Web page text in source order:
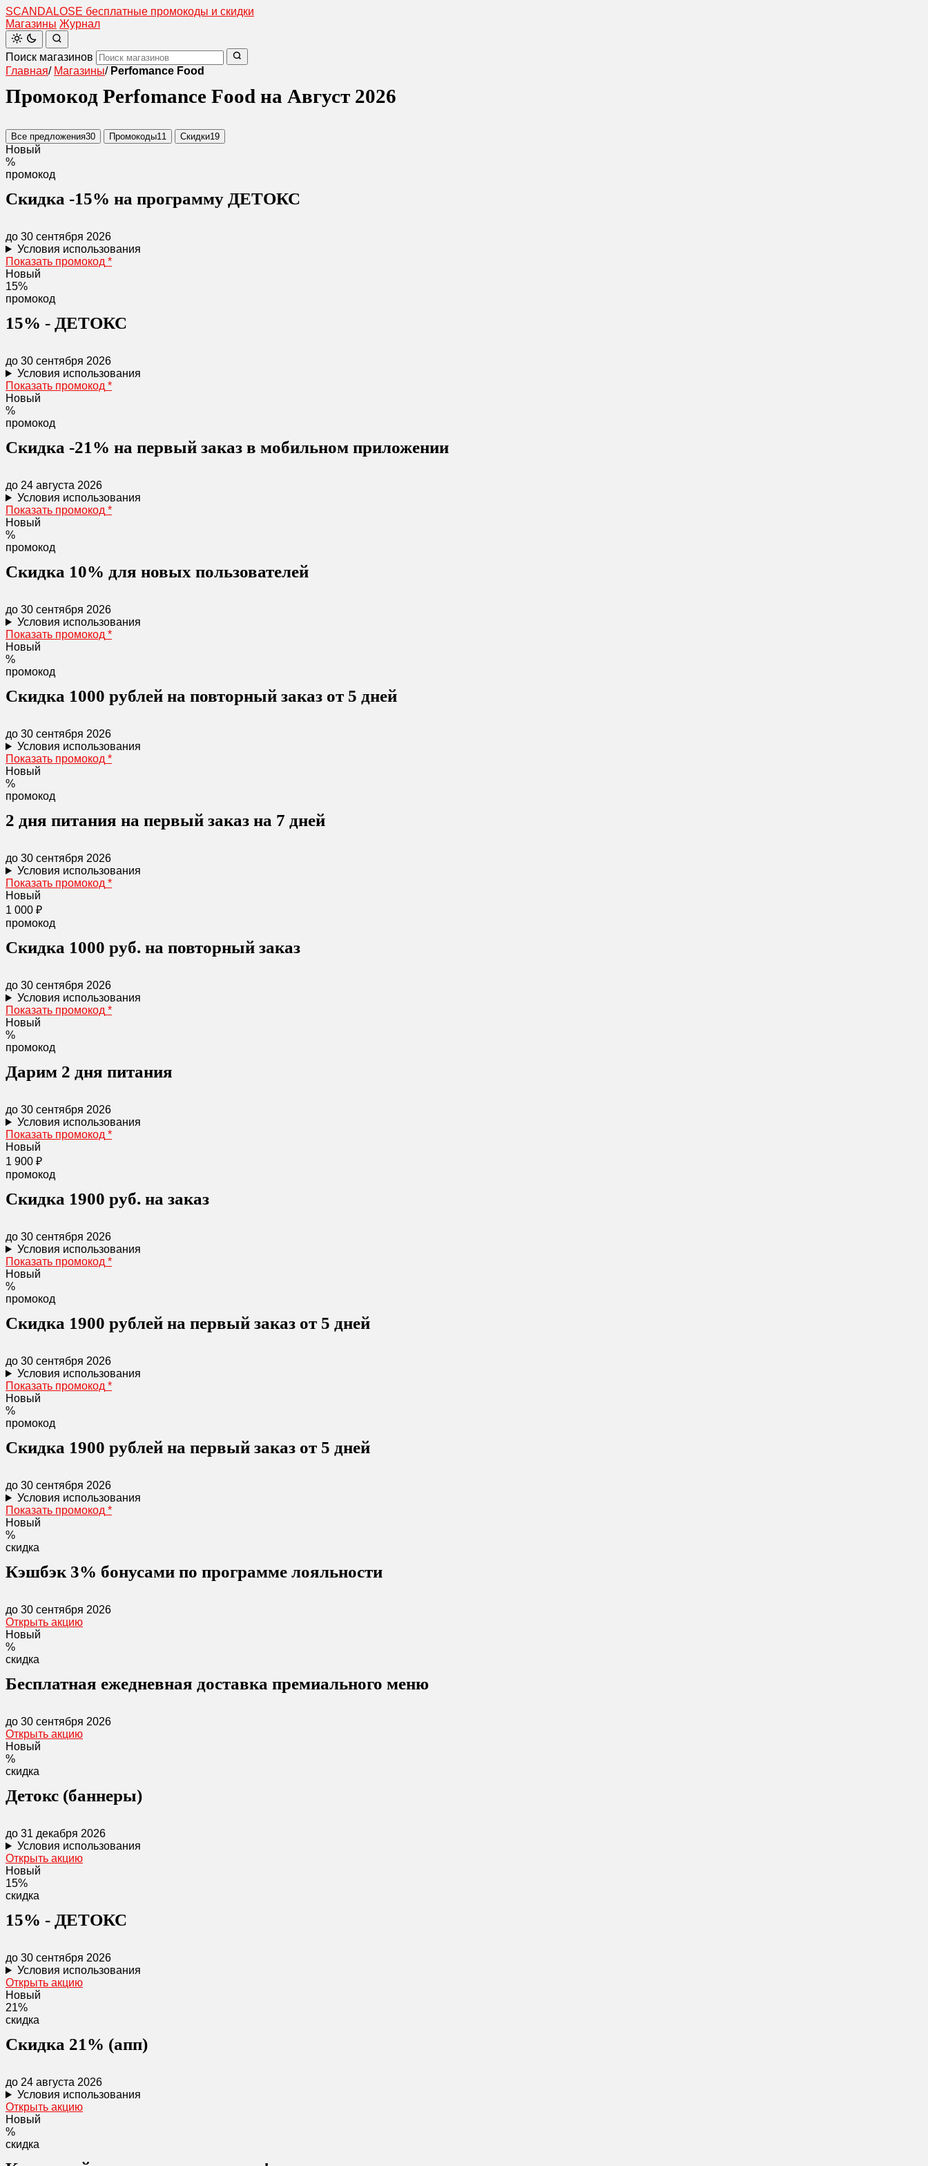
SCANDALOSE бесплатные промокоды и скидки
Магазины Журнал
Поиск магазинов
Главная/ Магазины/ Perfomance Food
Промокод Perfomance Food на Август 2026
Все предложения30 Промокоды11 Скидки19
Новый
%
промокод
Скидка -15% на программу ДЕТОКС
до 30 сентября 2026
Условия использования
Показать промокод *
Новый
15%
промокод
15% - ДЕТОКС
до 30 сентября 2026
Условия использования
Показать промокод *
Новый
%
промокод
Скидка -21% на первый заказ в мобильном приложении
до 24 августа 2026
Условия использования
Показать промокод *
Новый
%
промокод
Скидка 10% для новых пользователей
до 30 сентября 2026
Условия использования
Показать промокод *
Новый
%
промокод
Скидка 1000 рублей на повторный заказ от 5 дней
до 30 сентября 2026
Условия использования
Показать промокод *
Новый
%
промокод
2 дня питания на первый заказ на 7 дней
до 30 сентября 2026
Условия использования
Показать промокод *
Новый
1 000 ₽
промокод
Скидка 1000 руб. на повторный заказ
до 30 сентября 2026
Условия использования
Показать промокод *
Новый
%
промокод
​Дарим 2 дня питания
до 30 сентября 2026
Условия использования
Показать промокод *
Новый
1 900 ₽
промокод
Скидка 1900 руб. на заказ
до 30 сентября 2026
Условия использования
Показать промокод *
Новый
%
промокод
Скидка 1900 рублей на первый заказ от 5 дней
до 30 сентября 2026
Условия использования
Показать промокод *
Новый
%
промокод
Скидка 1900 рублей на первый заказ от 5 дней
до 30 сентября 2026
Условия использования
Показать промокод *
Новый
%
скидка
Кэшбэк 3% бонусами по программе лояльности
до 30 сентября 2026
Открыть акцию
Новый
%
скидка
Бесплатная ежедневная доставка премиального меню
до 30 сентября 2026
Открыть акцию
Новый
%
скидка
Детокс (баннеры)
до 31 декабря 2026
Условия использования
Открыть акцию
Новый
15%
скидка
15% - ДЕТОКС
до 30 сентября 2026
Условия использования
Открыть акцию
Новый
21%
скидка
Скидка 21% (апп)
до 24 августа 2026
Условия использования
Открыть акцию
Новый
%
скидка